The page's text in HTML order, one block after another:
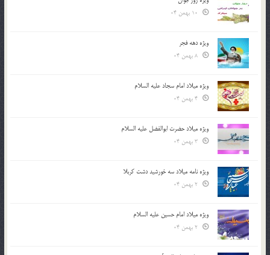
ویژه دهه فجر
ویژه میلاد امام سجاد علیه السلام
ویژه میلاد حضرت ابوالفضل علیه السلام
ویژه نامه میلاد سه خورشید دشت کربلا
ویژه میلاد امام حسین علیه السلام